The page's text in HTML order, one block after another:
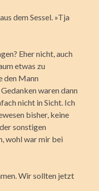
dem Sessel. »Tja
Eher nicht, auch
etwas zu
den Mann
waren dann
nicht in Sicht. Ich
bisher, keine
sonstigen
wohl war mir bei
Wir sollten jetzt